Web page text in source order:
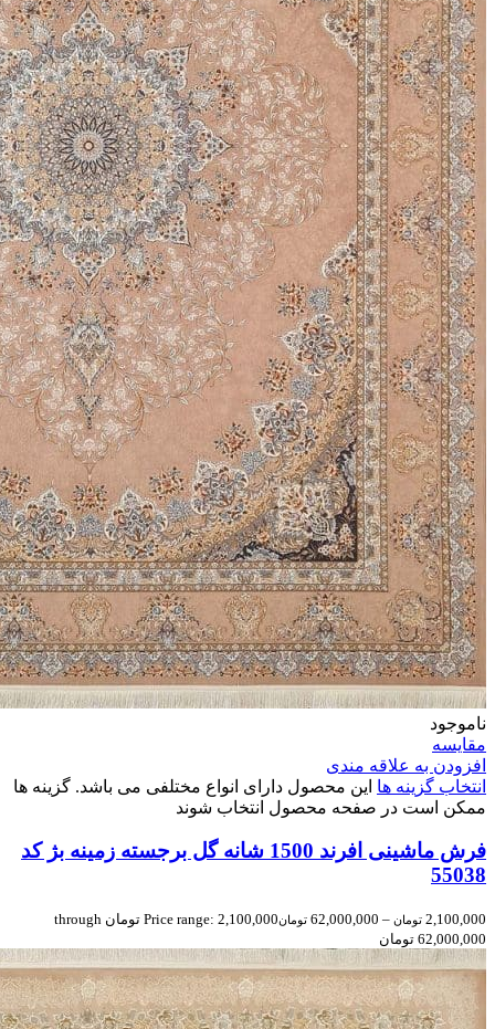
ناموجود
مقایسه
افزودن به علاقه مندی
انتخاب گزینه ها این محصول دارای انواع مختلفی می باشد. گزینه ها
ممکن است در صفحه محصول انتخاب شوند
فرش ماشینی افرند 1500 شانه گل برجسته زمینه بژ کد
55038
2,100,000 تومان –
62,000,000 تومان
Price range: 2,100,000 تومان through
62,000,000 تومان